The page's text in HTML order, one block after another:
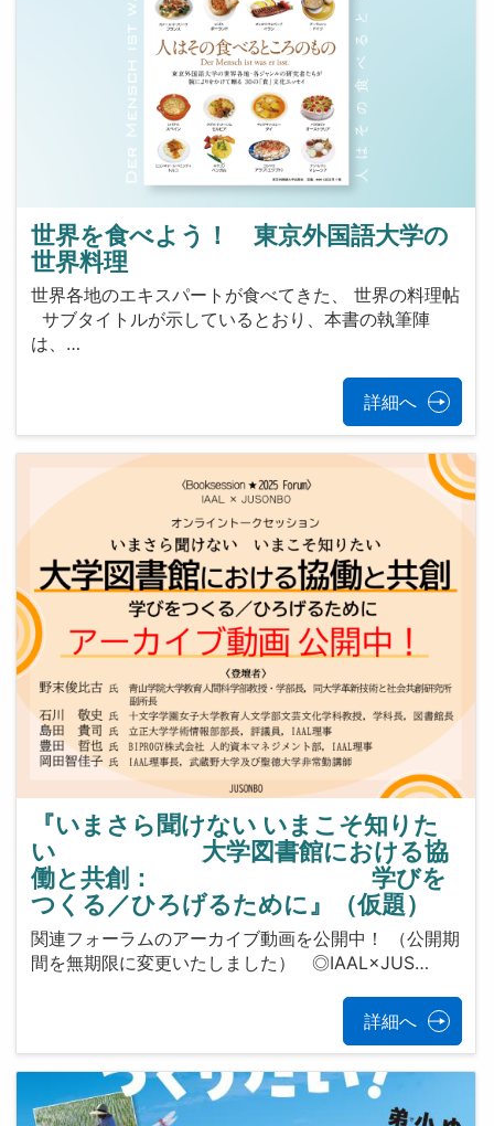
世界を食べよう！ 東京外国語大学の
世界料理
世界各地のエキスパートが食べてきた、 世界の料理帖
サブタイトルが示しているとおり、本書の執筆陣
は、…
詳細へ
『いまさら聞けない いまこそ知りた
い 大学図書館における協
働と共創： 学びを
つくる／ひろげるために』（仮題）
関連フォーラムのアーカイブ動画を公開中！ （公開期
間を無期限に変更いたしました） ◎IAAL×JUS…
詳細へ